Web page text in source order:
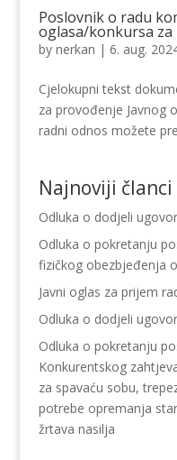
Poslovnik o radu
oglasa/konkursa
by nerkan | 6. aug.
Cjelokupni tekst
za provođenje Javnog
radni odnos možete
Najnoviji članci
Odluka o dodjeli
Odluka o pokretanju
fizičkog obezbjeđenja
Javni oglas za prijem
Odluka o dodjeli
Odluka o pokretanju
Konkurentskog
za spavaću sobu,
potrebe opremanja
žrtava nasilja